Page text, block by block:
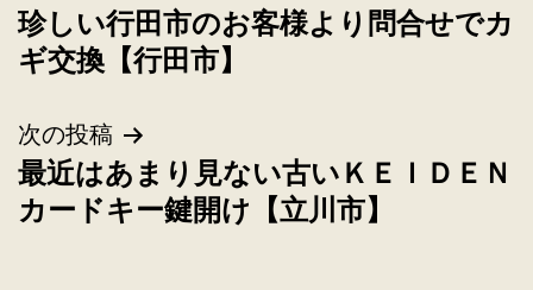
珍しい行田市のお客様より問合せでカ
ギ交換【行田市】
次の投稿
最近はあまり見ない古いＫＥＩＤＥＮ
カードキー鍵開け【立川市】